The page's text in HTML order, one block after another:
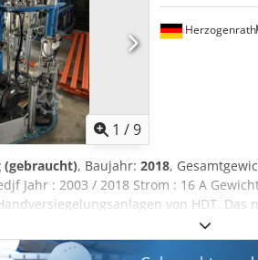
1 /9
Herzogenrath
, Baujahr: 2018,
Jahr : 2003 / 2018 Strom : 16 A
von HDT.
und auch die schwenkbare
High-Tech Version. Der Schwenkarm